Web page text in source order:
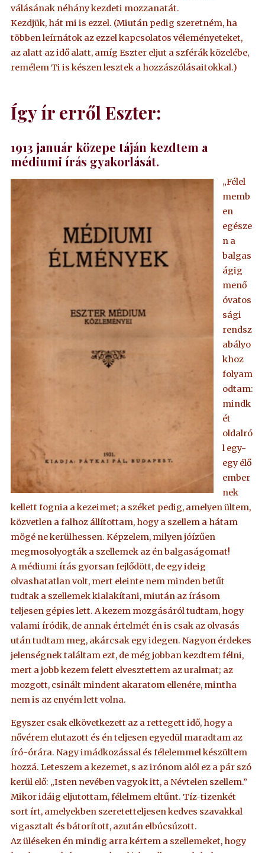
válásának néhány kezdeti mozzanatát.
Kezdjük, hát mi is ezzel. (Miután pedig szeretném, ha
többen leírnátok az ezzel kapcsolatos véleményeteket,
az alatt az idő alatt, amíg Eszter eljut a szférák közelébe,
remélem Ti is készen lesztek a hozzászólásaitokkal.)
Így ír erről Eszter:
1913 január közepe táján kezdtem a
médiumi írás gyakorlását.
„Félel
memb
en
egésze
n a
balgas
ágig
menő
óvatos
sági
rendsz
abályo
khoz
folyam
odtam:
mindk
ét
oldalró
l egy-
egy élő
ember
nek
kellett fognia a kezeimet; a széket pedig, amelyen ültem,
közvetlen a falhoz állítottam, hogy a szellem a hátam
mögé ne kerülhessen. Képzelem, milyen jóízűen
megmosolyogták a szellemek az én balgaságomat!
A médiumi írás gyorsan fejlődött, de egy ideig
olvashatatlan volt, mert eleinte nem minden betűt
tudtak a szellemek kialakítani, miután az írásom
teljesen gépies lett. A kezem mozgásáról tudtam, hogy
valami íródik, de annak értelmét én is csak az olvasás
után tudtam meg, akárcsak egy idegen. Nagyon érdekes
jelenségnek találtam ezt, de még jobban kezdtem félni,
mert a jobb kezem felett elvesztettem az uralmat; az
mozgott, csinált mindent akaratom ellenére, mintha
nem is az enyém lett volna.
Egyszer csak elkövetkezett az a rettegett idő, hogy a
nővérem elutazott és én teljesen egyedül maradtam az
író-órára. Nagy imádkozással és félelemmel készültem
hozzá. Leteszem a kezemet, s az irónom alól ez a pár szó
kerül elő: „Isten nevében vagyok itt, a Névtelen szellem.”
Mikor idáig eljutottam, félelmem eltűnt. Tíz-tizenkét
sort írt, amelyekben szeretetteljesen kedves szavakkal
vigasztalt és bátorított, azután elbúcsúzott.
Az üléseken én mindig arra kértem a szellemeket, hogy